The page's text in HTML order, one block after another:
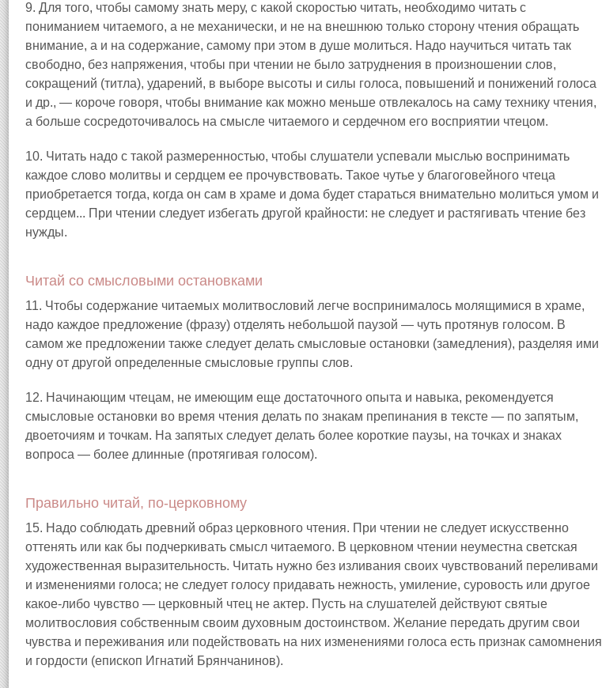
9. Для того, чтобы самому знать меру, с какой скоростью читать, необходимо читать с
пониманием читаемого, а не механически, и не на внешнюю только сторону чтения обращать
внимание, а и на содержание, самому при этом в душе молиться. Надо научиться читать так
свободно, без напряжения, чтобы при чтении не было затруднения в произношении слов,
сокращений (титла), ударений, в выборе высоты и силы голоса, повышений и понижений голоса
и др., — короче говоря, чтобы внимание как можно меньше отвлекалось на саму технику чтения,
а больше сосредоточивалось на смысле читаемого и сердечном его восприятии чтецом.
10. Читать надо с такой размеренностью, чтобы слушатели успевали мыслью воспринимать
каждое слово молитвы и сердцем ее прочувствовать. Такое чутье у благоговейного чтеца
приобретается тогда, когда он сам в храме и дома будет стараться внимательно молиться умом и
сердцем... При чтении следует избегать другой крайности: не следует и растягивать чтение без
нужды.
Читай со смысловыми остановками
11. Чтобы содержание читаемых молитвословий легче воспринималось молящимися в храме,
надо каждое предложение (фразу) отделять небольшой паузой — чуть протянув голосом. В
самом же предложении также следует делать смысловые остановки (замедления), разделяя ими
одну от другой определенные смысловые группы слов.
12. Начинающим чтецам, не имеющим еще достаточного опыта и навыка, рекомендуется
смысловые остановки во время чтения делать по знакам препинания в тексте — по запятым,
двоеточиям и точкам. На запятых следует делать более короткие паузы, на точках и знаках
вопроса — более длинные (протягивая голосом).
Правильно читай, по-церковному
15. Надо соблюдать древний образ церковного чтения. При чтении не следует искусственно
оттенять или как бы подчеркивать смысл читаемого. В церковном чтении неуместна светская
художественная выразительность. Читать нужно без изливания своих чувствований переливами
и изменениями голоса; не следует голосу придавать нежность, умиление, суровость или другое
какое-либо чувство — церковный чтец не актер. Пусть на слушателей действуют святые
молитвословия собственным своим духовным достоинством. Желание передать другим свои
чувства и переживания или подействовать на них изменениями голоса есть признак самомнения
и гордости (епископ Игнатий Брянчанинов).